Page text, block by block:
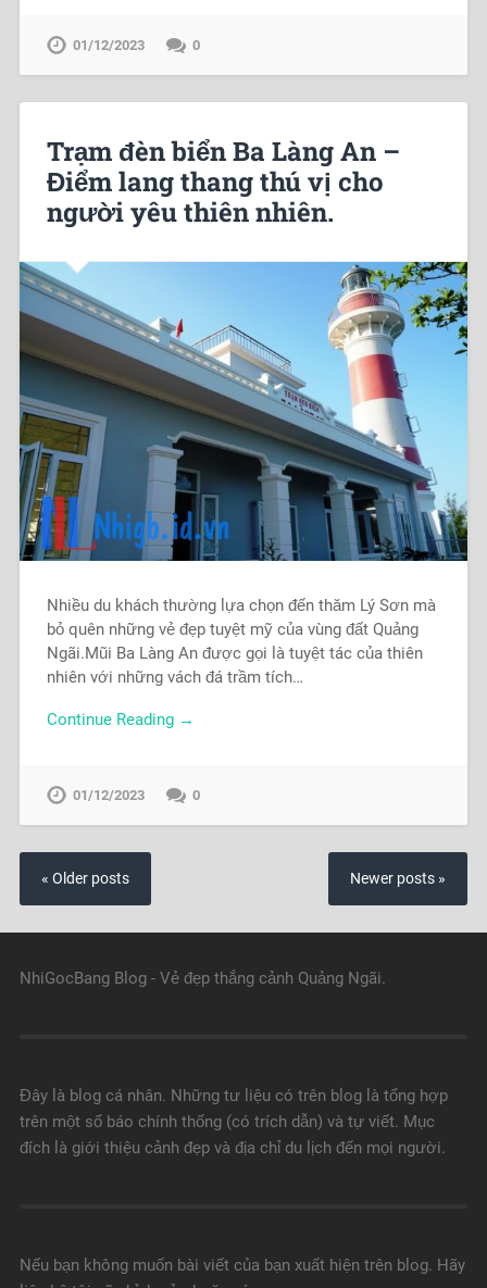
01/12/2023 0
Trạm đèn biển Ba Làng An –
Điểm lang thang thú vị cho
người yêu thiên nhiên.
Nhiều du khách thường lựa chọn đến thăm Lý Sơn mà
bỏ quên những vẻ đẹp tuyệt mỹ của vùng đất Quảng
Ngãi.Mũi Ba Làng An được gọi là tuyệt tác của thiên
nhiên với những vách đá trầm tích…
Continue Reading →
01/12/2023 0
« Older posts Newer posts »
NhiGocBang Blog - Vẻ đẹp thắng cảnh Quảng Ngãi.
Đây là blog cá nhân. Những tư liệu có trên blog là tổng hợp
trên một số báo chính thống (có trích dẫn) và tự viết. Mục
đích là giới thiệu cảnh đẹp và địa chỉ du lịch đến mọi người.
Nếu bạn không muốn bài viết của bạn xuất hiện trên blog. Hãy